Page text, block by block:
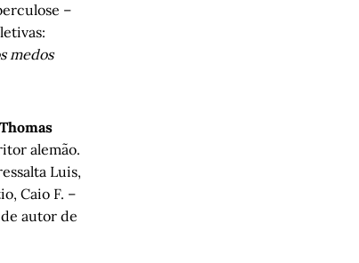
–
medos
Thomas
alemão.
Luis,
Caio F. –
autor de